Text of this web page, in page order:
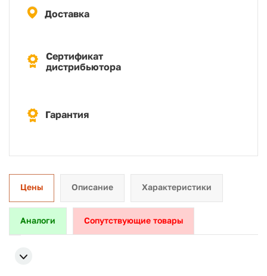
Доставка
Сертификат
дистрибьютора
Гарантия
Цены Описание Характеристики
Аналоги Сопутствующие товары